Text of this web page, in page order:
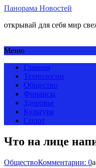
Панорама Новостей
открывай для себя мир
Меню
Главная
Технологии
Общество
Финансы
Здоровье
Культура
Спорт
Что на лице
ОбществоКомментарии: 0